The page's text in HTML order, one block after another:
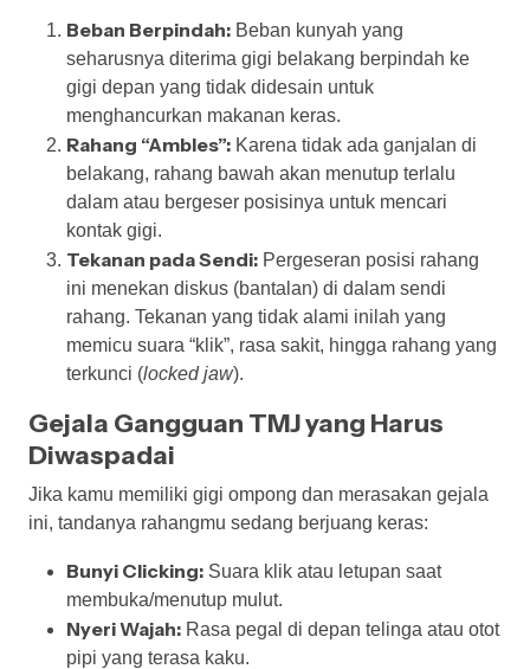
Beban Berpindah: Beban kunyah yang
seharusnya diterima gigi belakang berpindah ke
gigi depan yang tidak didesain untuk
menghancurkan makanan keras.
Rahang “Ambles”: Karena tidak ada ganjalan di
belakang, rahang bawah akan menutup terlalu
dalam atau bergeser posisinya untuk mencari
kontak gigi.
Tekanan pada Sendi: Pergeseran posisi rahang
ini menekan diskus (bantalan) di dalam sendi
rahang. Tekanan yang tidak alami inilah yang
memicu suara “klik”, rasa sakit, hingga rahang yang
terkunci (locked jaw).
Gejala Gangguan TMJ yang Harus
Diwaspadai
Jika kamu memiliki gigi ompong dan merasakan gejala
ini, tandanya rahangmu sedang berjuang keras:
Bunyi Clicking: Suara klik atau letupan saat
membuka/menutup mulut.
Nyeri Wajah: Rasa pegal di depan telinga atau otot
pipi yang terasa kaku.